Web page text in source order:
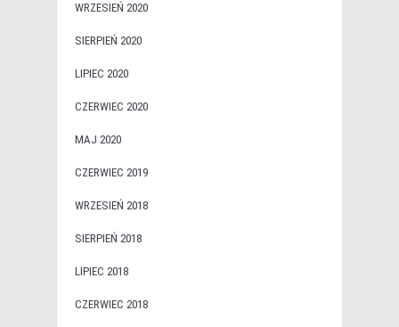
WRZESIEŃ 2020
SIERPIEŃ 2020
LIPIEC 2020
CZERWIEC 2020
MAJ 2020
CZERWIEC 2019
WRZESIEŃ 2018
SIERPIEŃ 2018
LIPIEC 2018
CZERWIEC 2018